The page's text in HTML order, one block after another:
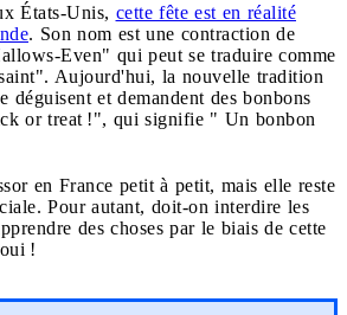
États-Unis, cette fête est en réalité
. Son nom est une contraction de
Even" qui peut se traduire comme
Aujourd'hui, la nouvelle tradition
déguisent et demandent des bonbons
or treat !", qui signifie " Un bonbon
en France petit à petit, mais elle reste
Pour autant, doit-on interdire les
des choses par le biais de cette
!